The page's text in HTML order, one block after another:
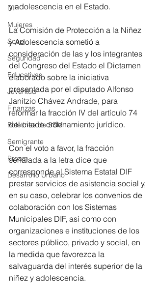
DIF
Mujeres
Scop
Seguridad
Educativas
Juventud
Finanzas
Boletines de SSM
Semigrante
Proam
Desarrollo Urbano
y adolescencia en el Estado.
La Comisión de Protección a la Niñez
y Adolescencia sometió a
consideración de las y los integrantes
del Congreso del Estado el Dictamen
elaborado sobre la iniciativa
presentada por el diputado Alfonso
Janitzio Chávez Andrade, para
reformar la fracción IV del artículo 74
del citado ordenamiento jurídico.
Con el voto a favor, la fracción
señalada a la letra dice que
corresponde al Sistema Estatal DIF
prestar servicios de asistencia social y,
en su caso, celebrar los convenios de
colaboración con los Sistemas
Municipales DIF, así como con
organizaciones e instituciones de los
sectores público, privado y social, en
la medida que favorezca la
salvaguarda del interés superior de la
niñez y adolescencia.